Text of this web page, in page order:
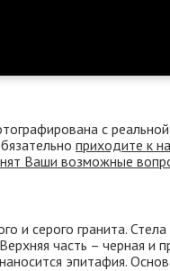
с
приходите к
Ваши возможные
и серого гранита.
часть – черная и
эпитафия.